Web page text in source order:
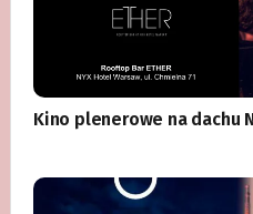
Kino plenerowe na dachu